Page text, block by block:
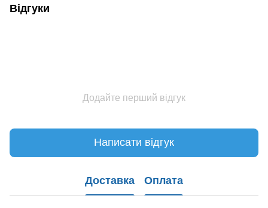
Відгуки
Додайте перший відгук
Написати відгук
Доставка Оплата